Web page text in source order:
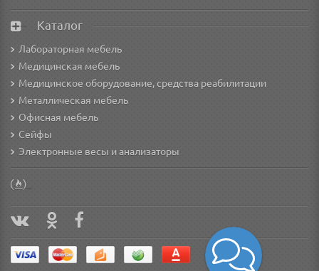
Каталог
Лабораторная мебель
Медицинская мебель
Медицинское оборудование, средства реабилитации
Металлическая мебель
Офисная мебель
Сейфы
Электронные весы и анализаторы